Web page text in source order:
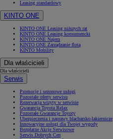
Leasing standardowy
KINTO ONE
KINTO ONE Leasing niższych rat
KINTO ONE Leasing konsumencki
KINTO ONE Najem
KINTO ONE Zarządzanie flotą
KINTO Mobility
Dla właścicieli
Dla właścicieli
Serwis
Promocje i sezonowe usługi
Pozostałe oferty serwisu
Rezerwacja wizyty w serwisie
Gwarancja Toyota Relax
Pozostałe Gwarancje Toyoty
Ubezpieczenia i naprawy blacharsko-lakiernicze
Innowacyjne usługi dla Twojej wygody
Bezpłatne Akcje Serwisowe
Serwis Dobrych Cen